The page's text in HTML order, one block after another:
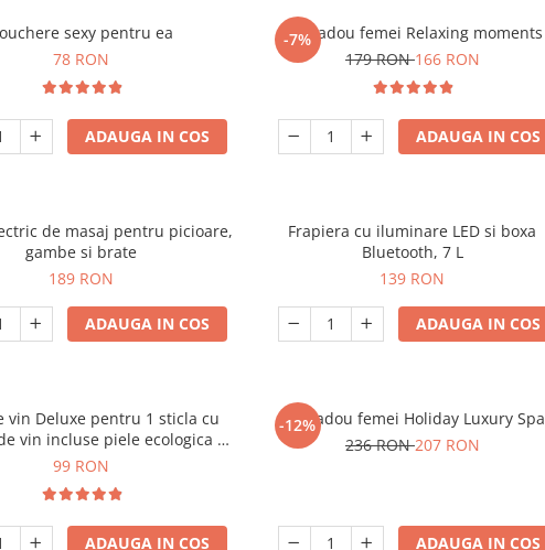
sexy pentru ea
78 RON
ADAUGA IN COS
-7%
Set cadou femei Relaxing moments
179 RON166 RON
ADAUGA IN COS
de masaj pentru picioare,
gambe si brate
189 RON
ADAUGA IN COS
Frapiera cu iluminare LED si boxa
Bluetooth, 7 L
139 RON
ADAUGA IN COS
vin Deluxe pentru 1 sticla cu
vin incluse piele ecologica de
crocodil
99 RON
ADAUGA IN COS
-12%
Set cadou femei Holiday Luxury Spa
236 RON207 RON
ADAUGA IN COS